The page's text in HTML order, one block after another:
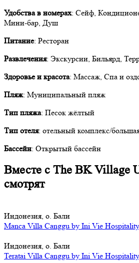
Удобства в номерах: Сейф,
Мини-бар, Душ
Питание: Ресторан
Развлечения: Экскурсии, Бильярд,
Здоровье и красота: Массаж, Спа и
Пляж: Муниципальный пляж
Тип пляжа: Песок жёлтый
Тип отеля: отельный комплекс/
Бассейн: Открытый бассейн
Вместе с The BK Village
смотрят
Индонезия, о. Бали
Manca Villa Canggu by Ini Vie Hospitality
Индонезия, о. Бали
Teratai Villa Canggu by Ini Vie Hospitality